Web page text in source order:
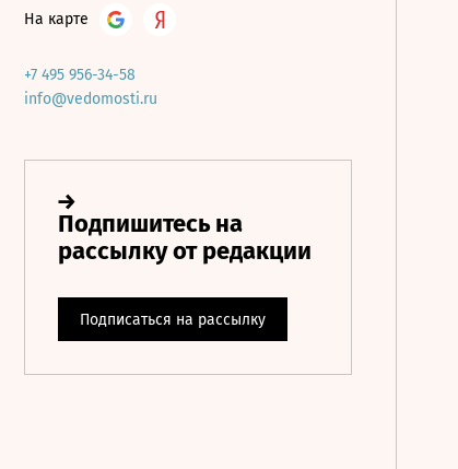
На карте
+7 495 956-34-58
info@vedomosti.ru